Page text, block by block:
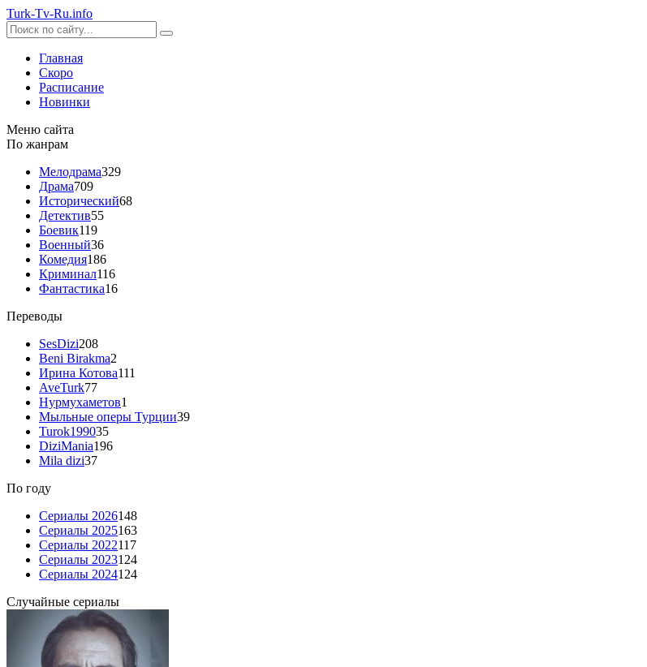
Turk-Tv-Ru.info
Главная
Скоро
Расписание
Новинки
Меню сайта
По жанрам
Мелодрама329
Драма709
Исторический68
Детектив55
Боевик119
Военный36
Комедия186
Криминал116
Фантастика16
Переводы
SesDizi208
Beni Birakma2
Ирина Котова111
AveTurk77
Нурмухаметов1
Мыльные оперы Турции39
Turok199035
DiziMania196
Mila dizi37
По году
Сериалы 2026148
Сериалы 2025163
Сериалы 2022117
Сериалы 2023124
Сериалы 2024124
Случайные сериалы